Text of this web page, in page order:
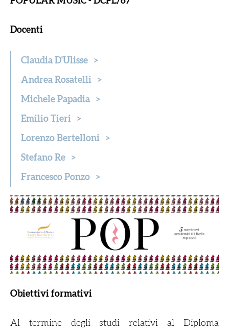
Docenti
Claudia D'Ulisse >
Andrea Rosatelli >
Michele Papadia >
Emilio Tieri >
Lorenzo Bertelloni >
Stefano Re >
Francesco Ponzo >
Obiettivi formativi
Al termine degli studi relativi al Diploma